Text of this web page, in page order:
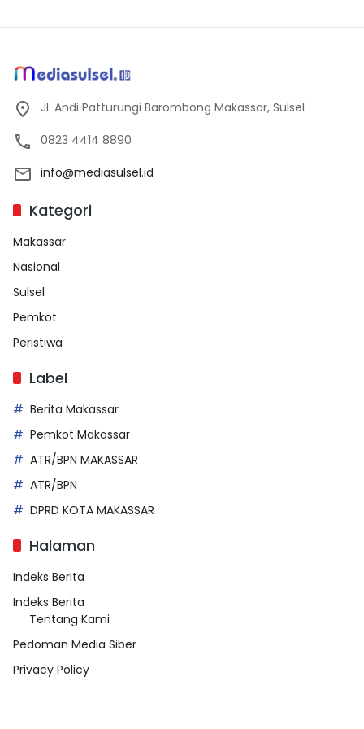
Jl. Andi Patturungi Barombong Makassar, Sulsel
0823 4414 8890
info@mediasulsel.id
Kategori
Makassar
Nasional
Sulsel
Pemkot
Peristiwa
Label
Berita Makassar
Pemkot Makassar
ATR/BPN MAKASSAR
ATR/BPN
DPRD KOTA MAKASSAR
Halaman
Indeks Berita
Indeks Berita
Tentang Kami
Pedoman Media Siber
Privacy Policy